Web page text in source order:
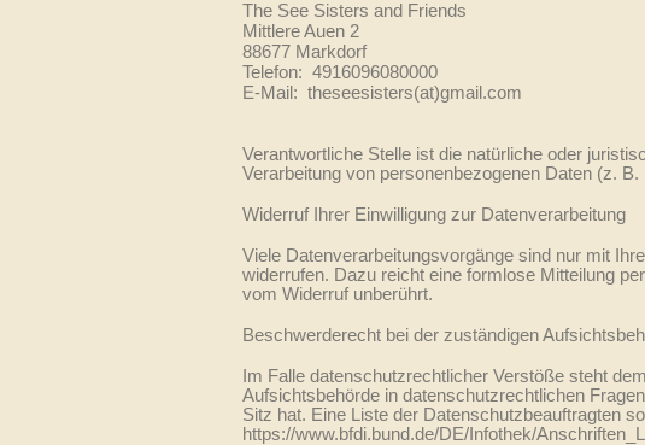
The See Sisters and Friends
Mittlere Auen 2
88677 Markdorf
Telefon: 4916096080000
E-Mail: theseesisters(at)gmail.com
Verantwortliche Stelle ist die natürliche oder
Verarbeitung von personenbezogenen Daten (z.
Widerruf Ihrer Einwilligung zur Datenverarbeitung
Viele Datenverarbeitungsvorgänge sind nur mit
widerrufen. Dazu reicht eine formlose Mitteilung
vom Widerruf unberührt.
Beschwerderecht bei der zuständigen
Im Falle datenschutzrechtlicher Verstöße steht
Aufsichtsbehörde in datenschutzrechtlichen
Sitz hat. Eine Liste der Datenschutzbeauftragten
https://www.bfdi.bund.de/DE/Infothek/